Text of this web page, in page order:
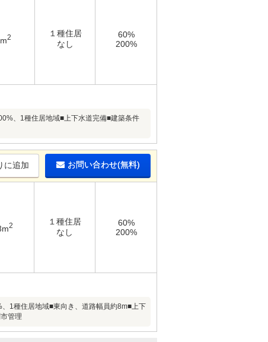
2
１種住居
なし
60%
200%
、1種住居地域■上下水道完備■建築条件
に追加 お問い合わせ(無料)
2
１種住居
なし
60%
200%
1種住居地域■東向き、道路幅員約8m■上下
管理